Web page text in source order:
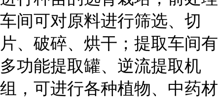
车间可对原料进行筛选、切
片、破碎、烘干；提取车间有
多功能提取罐、逆流提取机
组，可进行各种植物、中药材